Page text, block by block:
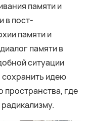
памяти и
в пост-
памяти и
памяти в
ситуации
идею
пространства, где